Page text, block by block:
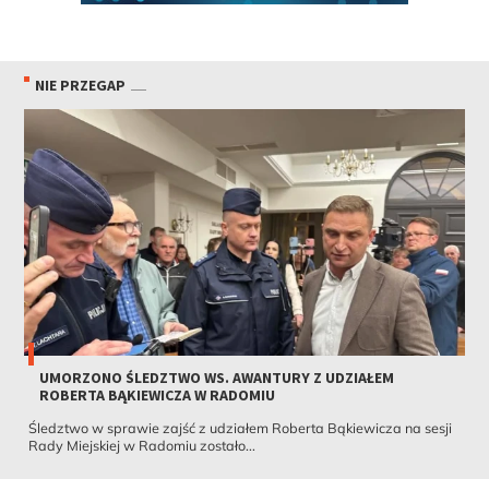
NIE PRZEGAP
UMORZONO ŚLEDZTWO WS. AWANTURY Z UDZIAŁEM
ROBERTA BĄKIEWICZA W RADOMIU
Śledztwo w sprawie zajść z udziałem Roberta Bąkiewicza na sesji
Rady Miejskiej w Radomiu zostało...